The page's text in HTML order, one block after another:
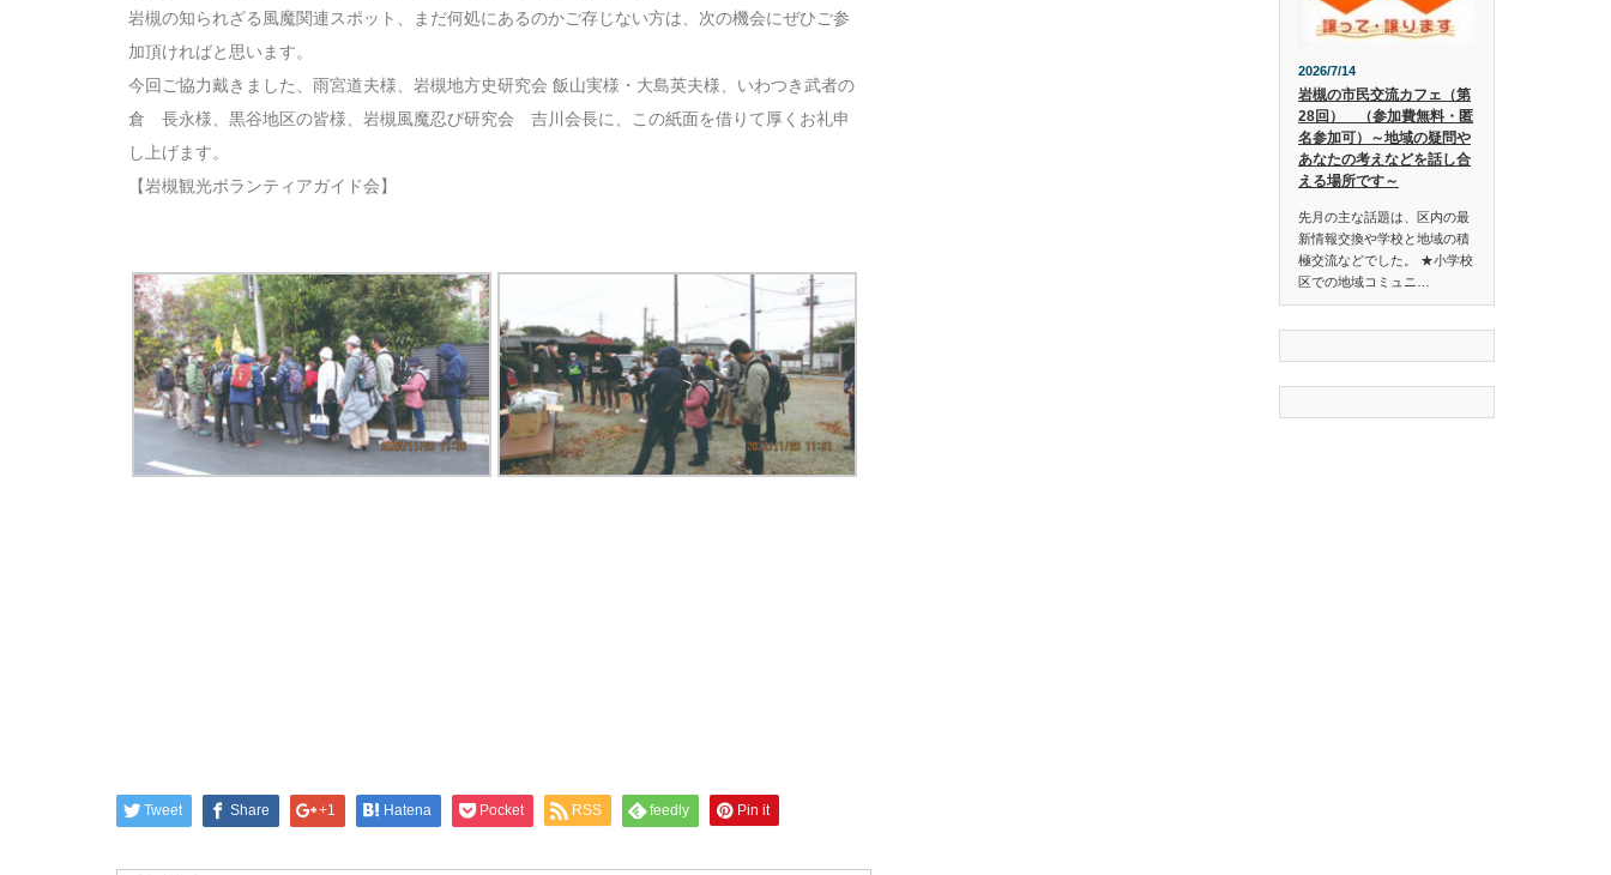
岩槻の知られざる風魔関連スポット、まだ何処にあるのかご存じない方は、次の機会にぜひご参
加頂ければと思います。
今回ご協力戴きました、雨宮道夫様、岩槻地方史研究会 飯山実様・大島英夫様、いわつき武者の
倉 長永様、黒谷地区の皆様、岩槻風魔忍び研究会 吉川会長に、この紙面を借りて厚くお礼申
し上げます。
【岩槻観光ボランティアガイド会】
Tweet Share +1 Hatena Pocket RSS feedly Pin it
2026/7/14
岩槻の市民交流カフェ（第
28回） （参加費無料・匿
名参加可）～地域の疑問や
あなたの考えなどを話し合
える場所です～
先月の主な話題は、区内の最
新情報交換や学校と地域の積
極交流などでした。 ★小学校
区での地域コミュニ…